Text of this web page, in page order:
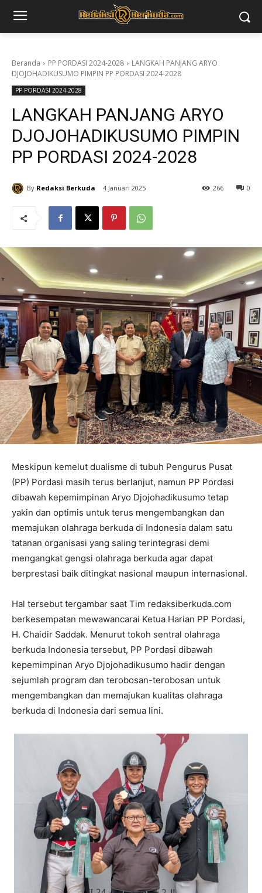
Beranda PP PORDASI 2024-2028
LANGKAH PANJANG ARYO
DJOJOHADIKUSUMO PIMPIN PP PORDASI 2024-2028
PP PORDASI 2024-2028
LANGKAH PANJANG ARYO
DJOJOHADIKUSUMO PIMPIN
PP PORDASI 2024-2028
By Redaksi Berkuda 4 Januari 2025 0
266
Meskipun kemelut dualisme di tubuh Pengurus Pusat
(PP) Pordasi masih terus berlanjut, namun PP Pordasi
dibawah kepemimpinan Aryo Djojohadikusumo tetap
yakin dan optimis untuk terus mengembangkan dan
memajukan olahraga berkuda di Indonesia dalam satu
tatanan organisasi yang saling terintegrasi demi
mengangkat gengsi olahraga berkuda agar dapat
berprestasi baik ditingkat nasional maupun internasional.
Hal tersebut tergambar saat Tim redaksiberkuda.com
berkesempatan mewawancarai Ketua Harian PP Pordasi,
H. Chaidir Saddak. Menurut tokoh sentral olahraga
berkuda Indonesia tersebut, PP Pordasi dibawah
kepemimpinan Aryo Djojohadikusumo hadir dengan
sejumlah program dan terobosan-terobosan untuk
mengembangkan dan memajukan kualitas olahraga
berkuda di Indonesia dari semua lini.